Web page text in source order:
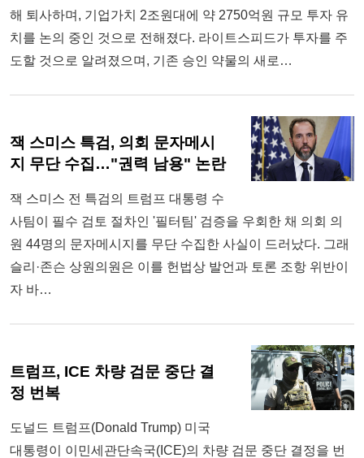
해 퇴사하며, 기업가치 2조원대에 약 2750억원 규모 투자 유
치를 논의 중인 것으로 전해졌다. 라이트스피드가 투자를 주
도할 것으로 알려졌으며, 기존 승인 약물의 새로…
잭 스미스 특검, 의회 문자메시
지 무단 수집…"권력 남용" 논란
잭 스미스 전 특검의 트럼프 대통령 수
사팀이 필수 검토 절차인 '필터팀' 검증을 우회한 채 의회 의
원 44명의 문자메시지를 무단 수집한 사실이 드러났다. 그래
슬리·존슨 상원의원은 이를 헌법상 발언과 토론 조항 위반이
자 바…
트럼프, ICE 차량 검문 중단 결
정 번복
도널드 트럼프(Donald Trump) 미국
대통령이 이민세관단속국(ICE)의 차량 검문 중단 결정을 번